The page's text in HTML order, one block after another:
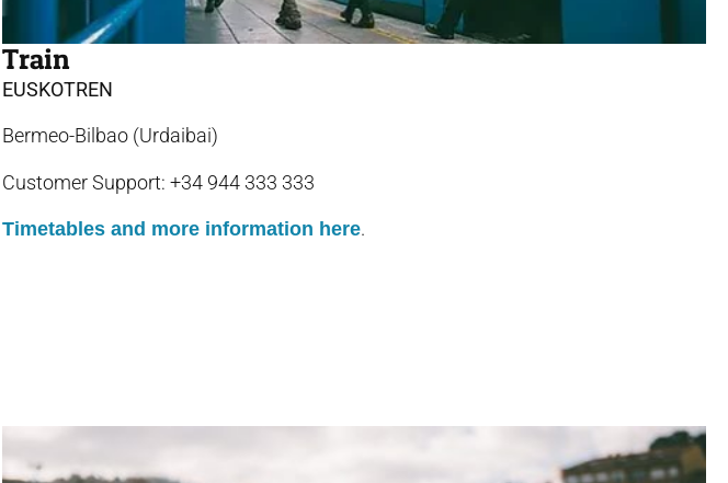
Train
EUSKOTREN
Bermeo-Bilbao (Urdaibai)
Customer Support: +34 944 333 333
Timetables and more information here.